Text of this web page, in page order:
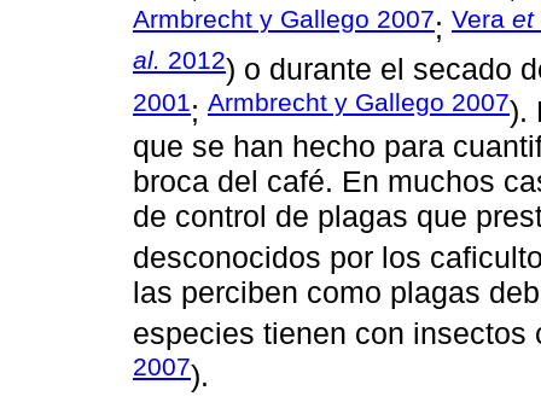
Armbrecht y Gallego 2007; Vera et
al. 2012) o durante el secado
2001; Armbrecht y Gallego 2007).
que se han hecho para
broca del café. En muchos
de control de plagas que
desconocidos por los
las perciben como plagas
especies tienen con insectos
2007).